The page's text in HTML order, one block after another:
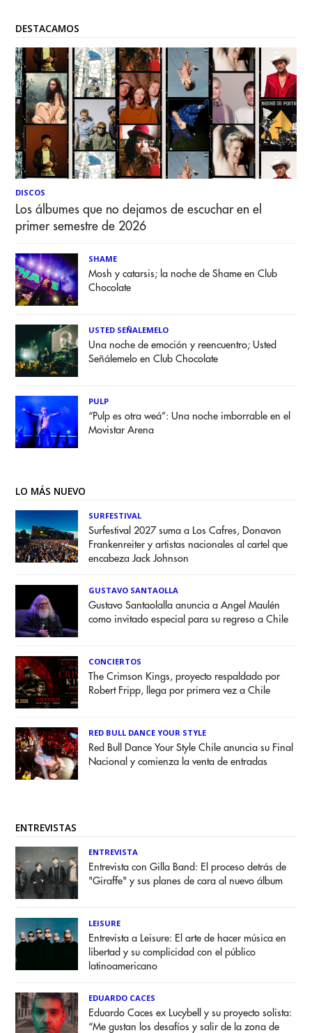
DESTACAMOS
DISCOS
Los álbumes que no dejamos de escuchar en el
primer semestre de 2026
SHAME
Mosh y catarsis; la noche de Shame en Club
Chocolate
USTED SEÑALEMELO
Una noche de emoción y reencuentro; Usted
Señálemelo en Club Chocolate
PULP
“Pulp es otra weá”: Una noche imborrable en el
Movistar Arena
LO MÁS NUEVO
SURFESTIVAL
Surfestival 2027 suma a Los Cafres, Donavon
Frankenreiter y artistas nacionales al cartel que
encabeza Jack Johnson
GUSTAVO SANTAOLLA
Gustavo Santaolalla anuncia a Angel Maulén
como invitado especial para su regreso a Chile
CONCIERTOS
The Crimson Kings, proyecto respaldado por
Robert Fripp, llega por primera vez a Chile
RED BULL DANCE YOUR STYLE
Red Bull Dance Your Style Chile anuncia su Final
Nacional y comienza la venta de entradas
ENTREVISTAS
ENTREVISTA
Entrevista con Gilla Band: El proceso detrás de
"Giraffe" y sus planes de cara al nuevo álbum
LEISURE
Entrevista a Leisure: El arte de hacer música en
libertad y su complicidad con el público
latinoamericano
EDUARDO CACES
Eduardo Caces ex Lucybell y su proyecto solista:
“Me gustan los desafíos y salir de la zona de